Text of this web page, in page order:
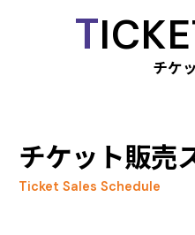
メンテナンス実施のお知
愛知・名古屋2026大会
2026.07.14
チケットの「完売」表
正いたしました。
T
チケ
チケット販売
Ticket Sales Schedule